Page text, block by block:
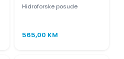
Hidroforske posude
565,00 KM